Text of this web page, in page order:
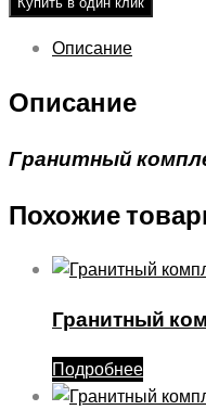
Описание
Описание
Гранитный
Похожие
Гранитный
Подробнее